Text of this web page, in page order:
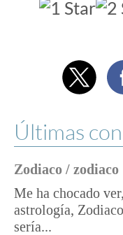
Últimas
Zodiaco / zodiaco
Me ha chocado
astrología,
sería...